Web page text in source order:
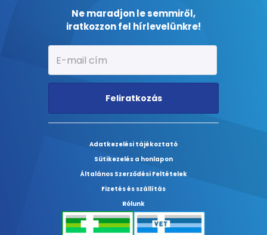
Ne maradjon le semmiről,
iratkozzon fel hírlevelünkre!
Feliratkozás
Adatkezelési tájékoztató
Sütikezelés a honlapon
Általános Szerződési Feltételek
Fizetés és szállítás
Rólunk